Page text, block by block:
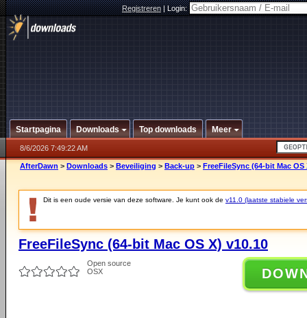
Registreren|Login:
Startpagina Downloads Top downloads Meer
8/6/2026 7:49:22 AM
AfterDawn > Downloads > Beveiliging > Back-up > FreeFileSync (64-bit Mac OS
Dit is een oude versie van deze software. Je kunt ook de v11.0 (laatste stabiele
FreeFileSync (64-bit Mac OS X) v10.10
Open source
OSX